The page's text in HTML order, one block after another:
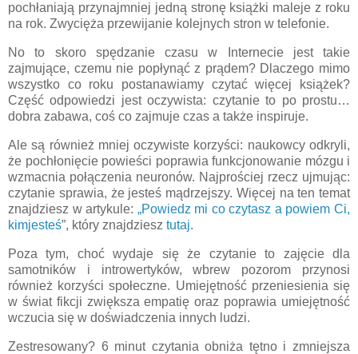
pochłaniają przynajmniej jedną stronę książki maleje z roku
na rok. Zwycięża przewijanie kolejnych stron w telefonie.
No to skoro spędzanie czasu w Internecie jest takie
zajmujące, czemu nie popłynąć z prądem? Dlaczego mimo
wszystko co roku postanawiamy czytać więcej książek?
Część odpowiedzi jest oczywista: czytanie to po prostu…
dobra zabawa, coś co zajmuje czas a także inspiruje.
Ale są również mniej oczywiste korzyści: naukowcy odkryli,
że pochłonięcie powieści poprawia funkcjonowanie mózgu i
wzmacnia połączenia neuronów. Najprościej rzecz ujmując:
czytanie sprawia, że jesteś mądrzejszy. Więcej na ten temat
znajdziesz w artykule: „Powiedz mi co czytasz a powiem Ci,
kimjesteś”, który znajdziesz tutaj.
Poza tym, choć wydaje się że czytanie to zajęcie dla
samotników i introwertyków, wbrew pozorom przynosi
również korzyści społeczne. Umiejętność przeniesienia się
w świat fikcji zwiększa empatię oraz poprawia umiejętność
wczucia się w doświadczenia innych ludzi.
Zestresowany? 6 minut czytania obniża tętno i zmniejsza